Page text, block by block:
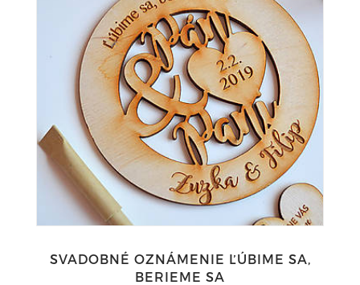
SVADOBNÉ OZNÁMENIE ĽÚBIME SA,
BERIEME SA